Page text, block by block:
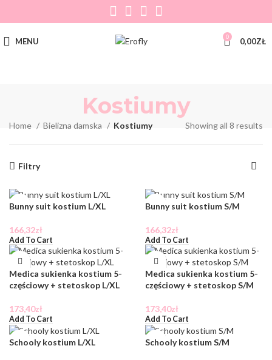
MENU 0 0,00ZŁ
Kostiumy
Home Bielizna damska Kostiumy Showing all 8 results
Filtry
Bunny suit kostium L/XL
166,32zł
Add To Cart
Bunny suit kostium S/M
166,32zł
Add To Cart
Medica sukienka kostium 5-
częściowy + stetoskop L/XL
173,40zł
Add To Cart
Medica sukienka kostium 5-
częściowy + stetoskop S/M
173,40zł
Add To Cart
Schooly kostium L/XL Schooly kostium S/M